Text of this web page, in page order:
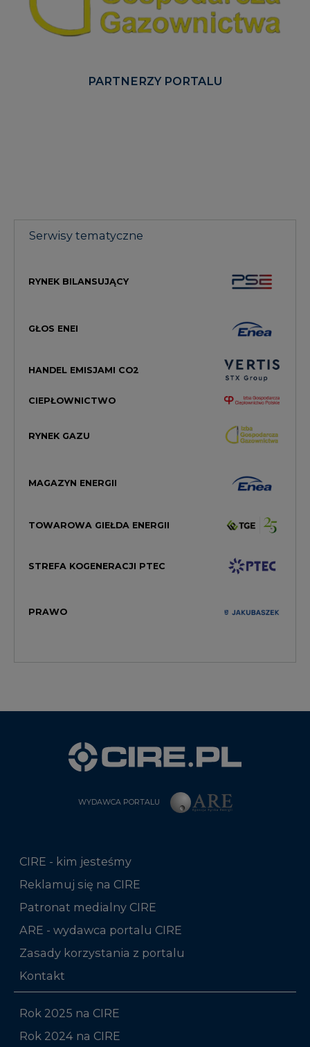
PARTNERZY PORTALU
Serwisy tematyczne
RYNEK BILANSUJĄCY
GŁOS ENEI
HANDEL EMISJAMI CO2
CIEPŁOWNICTWO
RYNEK GAZU
MAGAZYN ENERGII
TOWAROWA GIEŁDA ENERGII
STREFA KOGENERACJI PTEC
PRAWO
WYDAWCA PORTALU
CIRE - kim jesteśmy
Reklamuj się na CIRE
Patronat medialny CIRE
ARE - wydawca portalu CIRE
Zasady korzystania z portalu
Kontakt
Rok 2025 na CIRE
Rok 2024 na CIRE